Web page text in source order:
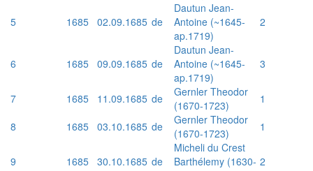
5 1685 02.09.1685 de
Dautun Jean-
Antoine (~1645-
ap.1719)
2
6 1685 09.09.1685 de
Dautun Jean-
Antoine (~1645-
ap.1719)
3
7 1685 11.09.1685 de
Gernler Theodor
(1670-1723)
1
8
1685 03.10.1685 de
Gernler Theodor
(1670-1723)
1
9 1685 30.10.1685 de
Micheli du Crest
Barthélemy (1630- 2